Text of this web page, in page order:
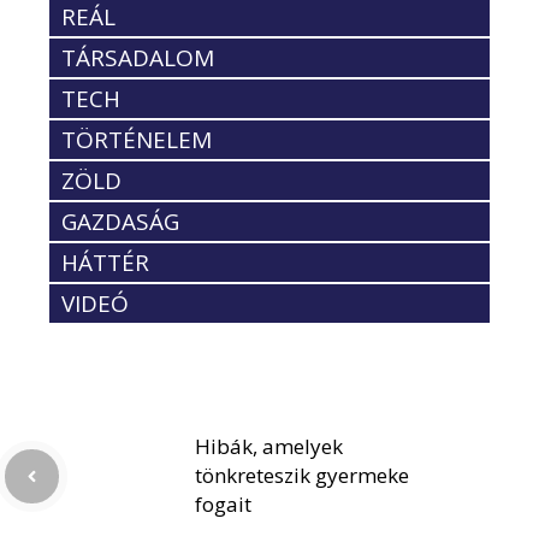
REÁL
TÁRSADALOM
TECH
TÖRTÉNELEM
ZÖLD
GAZDASÁG
HÁTTÉR
VIDEÓ
Hibák, amelyek
tönkreteszik gyermeke
fogait